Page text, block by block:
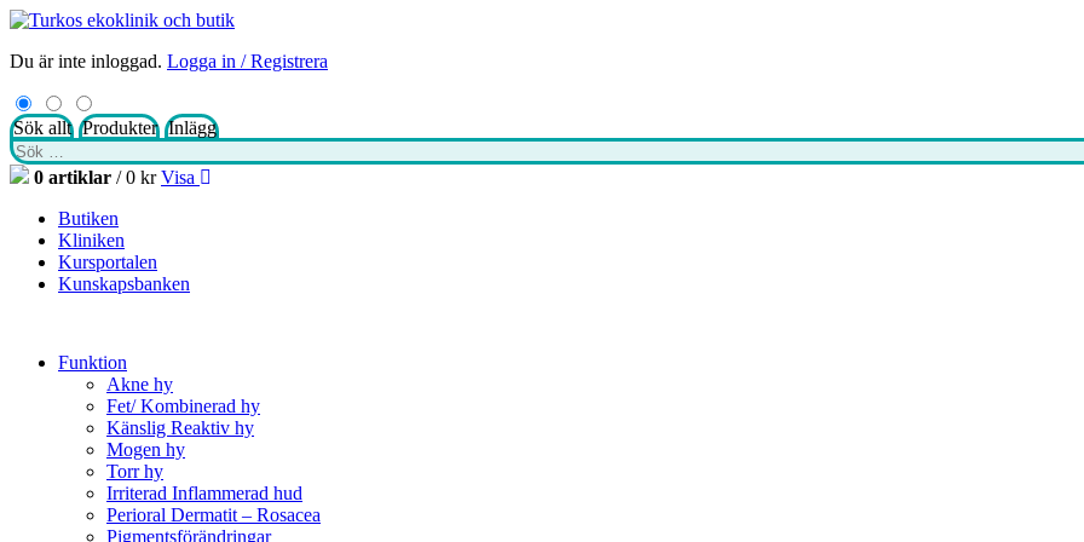
Du är inte inloggad. Logga in / Registrera
Sök allt Produkter Inlägg
Sök
efter:0 artiklar /0 kr Visa
Butiken
Kliniken
Kursportalen
Kunskapsbanken
Funktion
Akne hy
Fet/ Kombinerad hy
Känslig Reaktiv hy
Mogen hy
Torr hy
Irriterad Inflammerad hud
Perioral Dermatit – Rosacea
Pigmentsförändringar